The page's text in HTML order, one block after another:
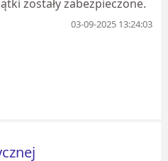
zostały zabezpieczone.
03-09-2025 13:24:03